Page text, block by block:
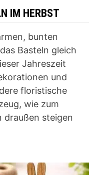
IM HERBST
bunten
Basteln gleich
Jahreszeit
und
floristische
wie zum
draußen steigen